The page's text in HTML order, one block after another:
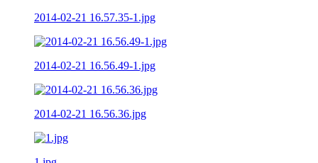
2014-02-21 16.57.35-1.jpg
2014-02-21 16.56.49-1.jpg
2014-02-21 16.56.36.jpg